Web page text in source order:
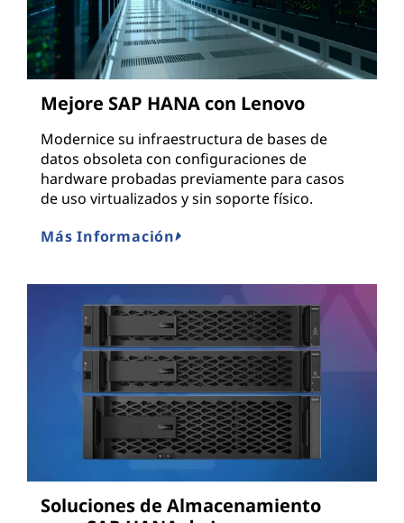
Mejore SAP HANA con Lenovo
Modernice su infraestructura de bases de
datos obsoleta con configuraciones de
hardware probadas previamente para casos
de uso virtualizados y sin soporte físico.
Más Información
Soluciones de Almacenamiento